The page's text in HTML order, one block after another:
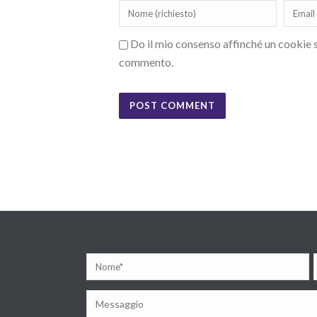
Do il mio consenso affinché un
commento.